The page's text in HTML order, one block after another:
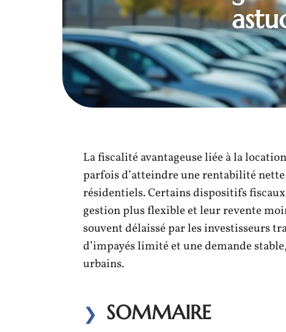
La fiscalité avantageuse liée à la
parfois d’atteindre une rentabilité
résidentiels. Certains dispositifs
gestion plus flexible et leur revente
souvent délaissé par les investisseurs
d’impayés limité et une demande
urbains.
SOMMAIRE